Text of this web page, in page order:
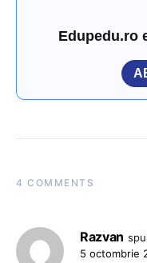
Edupedu.ro
4 COMMENTS
Razvan
5 octombrie